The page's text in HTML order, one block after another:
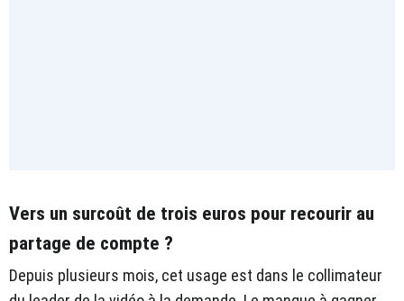
Vers un surcoût de trois euros pour recourir au
partage de compte ?
Depuis plusieurs mois, cet usage est dans le collimateur